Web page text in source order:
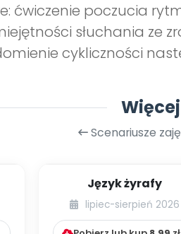
ćwiczenie poczucia
słuchania ze
cykliczności
Scenariusze
Język żyrafy
lipiec-sierpień 2026